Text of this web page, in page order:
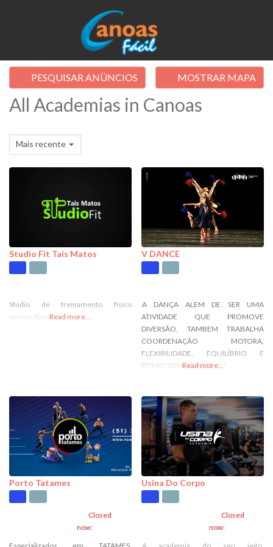
PESQUISAR ANÜNCIOS MOSTRAR MAPA
All Academias in Canoas
Mais recente
Studio Fit Taís Matos
Studio de treinamento físico
personalizado.Read more...
V DANCE
A DANÇA ALEM DE SER UMA
ATIVIDADE QUE PROMOVE
DIVERSÃO, TAMBEM TRABALHA
COORDENAÇÃO MOTORA,
FLEXIBILIDADE, EQUILÍBRIO E
RÍTMO. VEM DANÇAR!!!!
Read more...
Porto Tatames
Closed
now:
Usina Do Corpo
Closed
now: